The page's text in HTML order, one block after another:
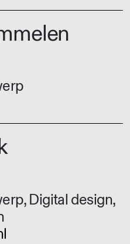
Digital design,